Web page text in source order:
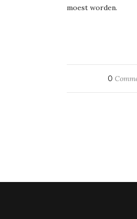
moest worden.
0